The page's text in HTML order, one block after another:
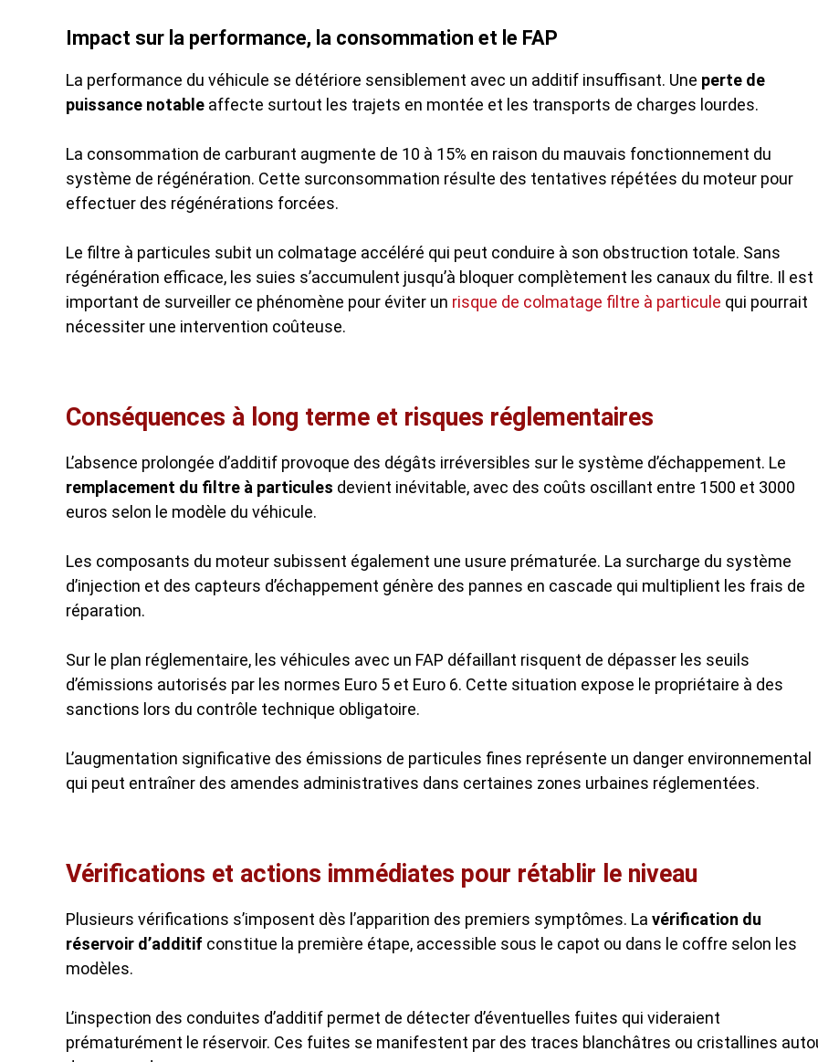
Impact sur la performance, la consommation et le FAP
La performance du véhicule se détériore sensiblement avec un additif insuffisant. Une perte de
puissance notable affecte surtout les trajets en montée et les transports de charges lourdes.
La consommation de carburant augmente de 10 à 15% en raison du mauvais fonctionnement du
système de régénération. Cette surconsommation résulte des tentatives répétées du moteur pour
effectuer des régénérations forcées.
Le filtre à particules subit un colmatage accéléré qui peut conduire à son obstruction totale. Sans
régénération efficace, les suies s’accumulent jusqu’à bloquer complètement les canaux du filtre. Il est
important de surveiller ce phénomène pour éviter un risque de colmatage filtre à particule qui pourrait
nécessiter une intervention coûteuse.
Conséquences à long terme et risques réglementaires
L’absence prolongée d’additif provoque des dégâts irréversibles sur le système d’échappement. Le
remplacement du filtre à particules devient inévitable, avec des coûts oscillant entre 1500 et 3000
euros selon le modèle du véhicule.
Les composants du moteur subissent également une usure prématurée. La surcharge du système
d’injection et des capteurs d’échappement génère des pannes en cascade qui multiplient les frais de
réparation.
Sur le plan réglementaire, les véhicules avec un FAP défaillant risquent de dépasser les seuils
d’émissions autorisés par les normes Euro 5 et Euro 6. Cette situation expose le propriétaire à des
sanctions lors du contrôle technique obligatoire.
L’augmentation significative des émissions de particules fines représente un danger environnemental
qui peut entraîner des amendes administratives dans certaines zones urbaines réglementées.
Vérifications et actions immédiates pour rétablir le niveau
Plusieurs vérifications s’imposent dès l’apparition des premiers symptômes. La vérification du
réservoir d’additif constitue la première étape, accessible sous le capot ou dans le coffre selon les
modèles.
L’inspection des conduites d’additif permet de détecter d’éventuelles fuites qui videraient
prématurément le réservoir. Ces fuites se manifestent par des traces blanchâtres ou cristallines